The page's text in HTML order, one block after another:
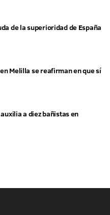
de la superioridad de España
Melilla se reafirman en que sí
a diez bañistas en